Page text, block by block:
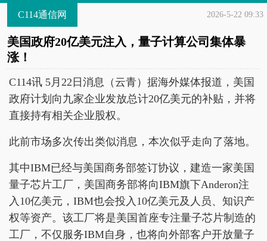
C114通信网 2026-5-22 09:33
美国政府20亿美元注入，量子计算公司集体暴
涨！
C114讯 5月22日消息（云青）据海外媒体报道，美国
政府计划向九家企业发放总计20亿美元的补贴，并将
直接持有相关企业股权。
此前市场多次传出类似消息，本次似乎走向了落地。
其中IBM已经与美国商务部签订协议，建造一家美国
量子芯片工厂，美国商务部将向IBM旗下Anderon注
入10亿美元，IBM也会投入10亿美元及人员、知识产
权等资产。该工厂将是美国首座专注量子芯片制造的
工厂，不仅服务IBM自身，也将向外部客户开放量子